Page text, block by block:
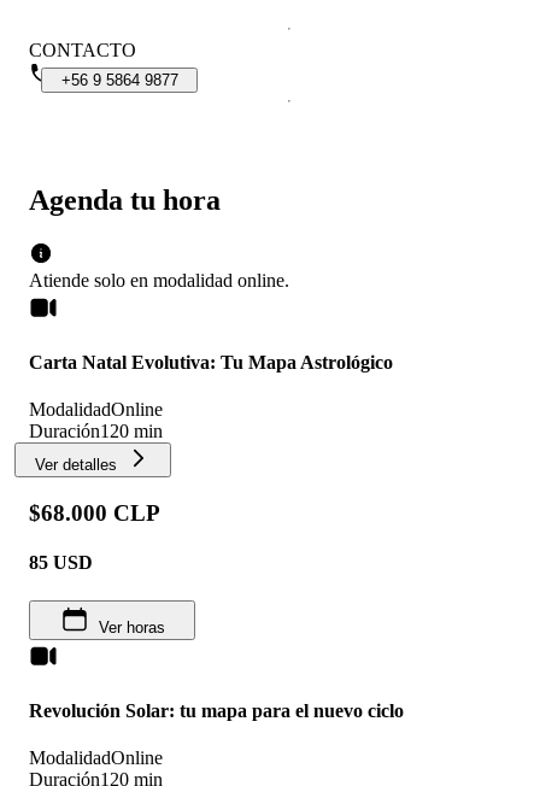
Agenda tu hora
Atiende solo en modalidad online.
Carta Natal Evolutiva: Tu Mapa Astrológico
ModalidadOnline
Duración120 min
Ver detalles
$68.000 CLP
85 USD
Ver horas
Revolución Solar: tu mapa para el nuevo ciclo
ModalidadOnline
Duración120 min
CONTACTO
+56 9 5864 9877